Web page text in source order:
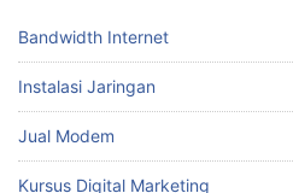
Bandwidth Internet
Instalasi Jaringan
Jual Modem
Kursus Digital Marketing